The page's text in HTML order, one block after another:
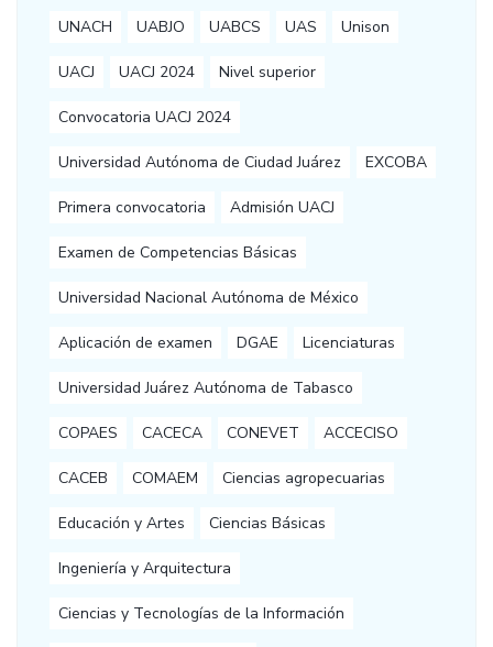
UNACH UABJO UABCS UAS Unison
UACJ UACJ 2024 Nivel superior
Convocatoria UACJ 2024
Universidad Autónoma de Ciudad Juárez EXCOBA
Primera convocatoria Admisión UACJ
Examen de Competencias Básicas
Universidad Nacional Autónoma de México
Aplicación de examen DGAE Licenciaturas
Universidad Juárez Autónoma de Tabasco
COPAES CACECA CONEVET ACCECISO
CACEB COMAEM Ciencias agropecuarias
Educación y Artes Ciencias Básicas
Ingeniería y Arquitectura
Ciencias y Tecnologías de la Información